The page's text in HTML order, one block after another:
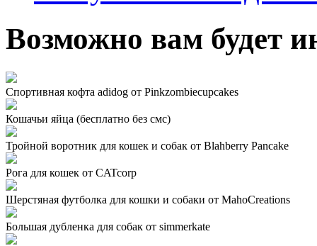
Возможно вам будет
Спортивная кофта adidog от Pinkzombiecupcakes
Кошачьи яйца (бесплатно без смс)
Тройной воротник для кошек и собак от Blahberry Pancake
Рога для кошек от CATcorp
Шерстяная футболка для кошки и собаки от MahoCreations
Большая дубленка для собак от simmerkate